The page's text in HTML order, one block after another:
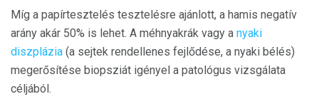
Míg a papírtesztelés tesztelésre ajánlott, a hamis negatív
arány akár 50% is lehet. A méhnyakrák vagy a nyaki
diszplázia (a sejtek rendellenes fejlődése, a nyaki bélés)
megerősítése biopsziát igényel a patológus vizsgálata
céljából.